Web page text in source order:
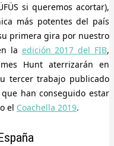
si queremos acortar),
más potentes del país
primera gira por nuestro
la edición 2017 del FIB,
Hunt aterrizarán en
tercer trabajo publicado
han conseguido estar
el Coachella 2019.